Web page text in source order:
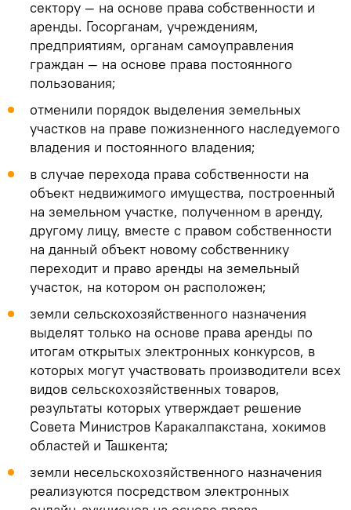
сектору — на основе права собственности и
аренды. Госорганам, учреждениям,
предприятиям, органам самоуправления
граждан — на основе права постоянного
пользования;
отменили порядок выделения земельных
участков на праве пожизненного наследуемого
владения и постоянного владения;
в случае перехода права собственности на
объект недвижимого имущества, построенный
на земельном участке, полученном в аренду,
другому лицу, вместе с правом собственности
на данный объект новому собственнику
переходит и право аренды на земельный
участок, на котором он расположен;
земли сельскохозяйственного назначения
выделят только на основе права аренды по
итогам открытых электронных конкурсов, в
которых могут участвовать производители всех
видов сельскохозяйственных товаров,
результаты которых утверждает решение
Совета Министров Каракалпакстана, хокимов
областей и Ташкента;
земли несельскохозяйственного назначения
реализуются посредством электронных